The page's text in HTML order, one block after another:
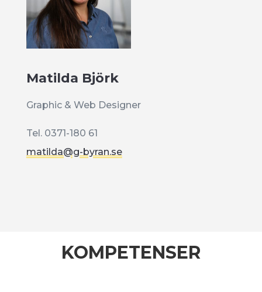
Matilda Björk
Graphic & Web Designer
Tel. 0371-180 61
matilda@g-byran.se
KOMPETENSER